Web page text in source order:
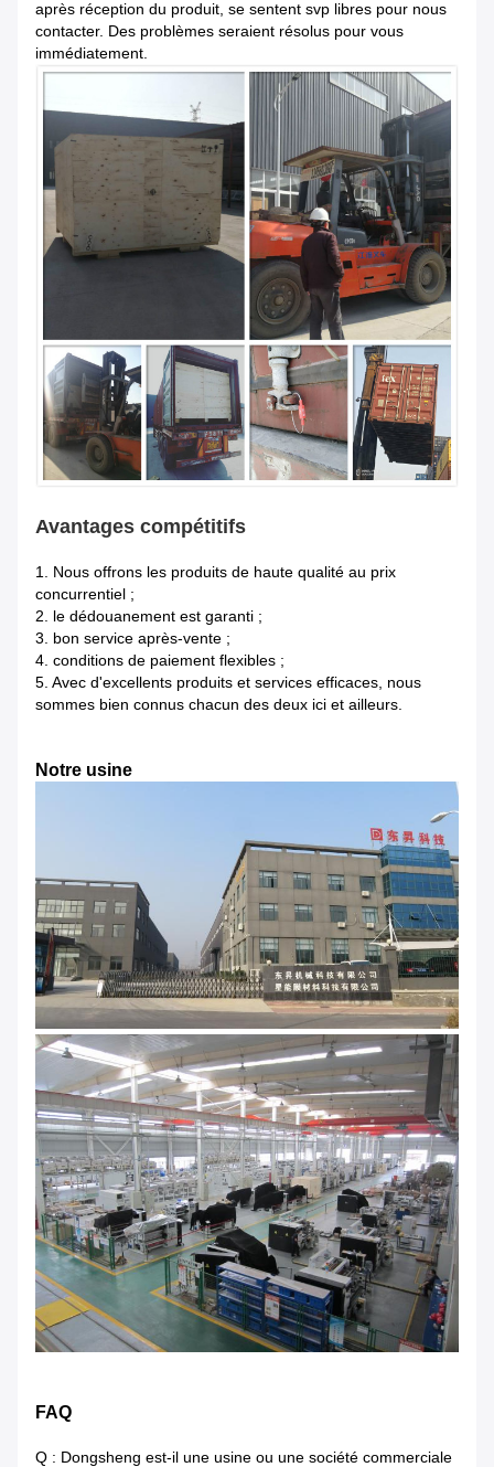
après réception du produit, se sentent svp libres pour nous
contacter. Des problèmes seraient résolus pour vous
immédiatement.
Avantages compétitifs
1. Nous offrons les produits de haute qualité au prix
concurrentiel ;
2. le dédouanement est garanti ;
3. bon service après-vente ;
4. conditions de paiement flexibles ;
5. Avec d'excellents produits et services efficaces, nous
sommes bien connus chacun des deux ici et ailleurs.
Notre usine
FAQ
Q : Dongsheng est-il une usine ou une société commerciale